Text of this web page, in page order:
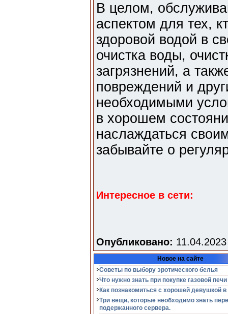
В целом,
аспектом для тех,
здоровой водой в
очистка воды,
загрязнений, а
повреждений и
необходимыми
в хорошем
наслаждаться
забывайте о
Интересное в сети:
Опубликовано:
Новое на сайте
Советы по выбору эротического белья
Что нужно знать при покупке газовой печи
Как познакомиться с хорошей девушкой в
Три вещи, которые необходимо знать
подержанного сервера.